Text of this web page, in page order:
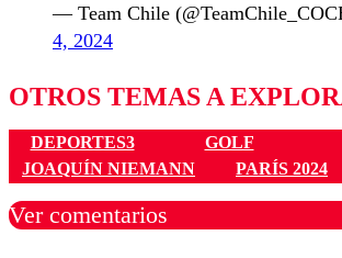
— Team Chile
4, 2024
OTROS TEMAS A
DEPORTES3 GOLF
JOAQUÍN NIEMANN
PARÍS 2024
Ver comentarios